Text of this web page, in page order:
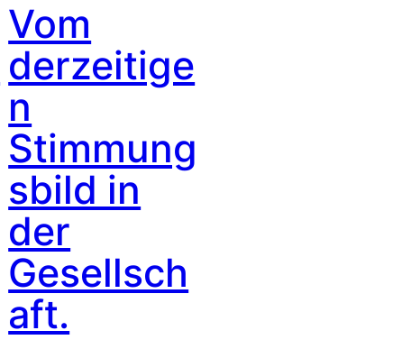
Vom
derzeitige
n
Stimmung
sbild in
der
Gesellsch
aft.